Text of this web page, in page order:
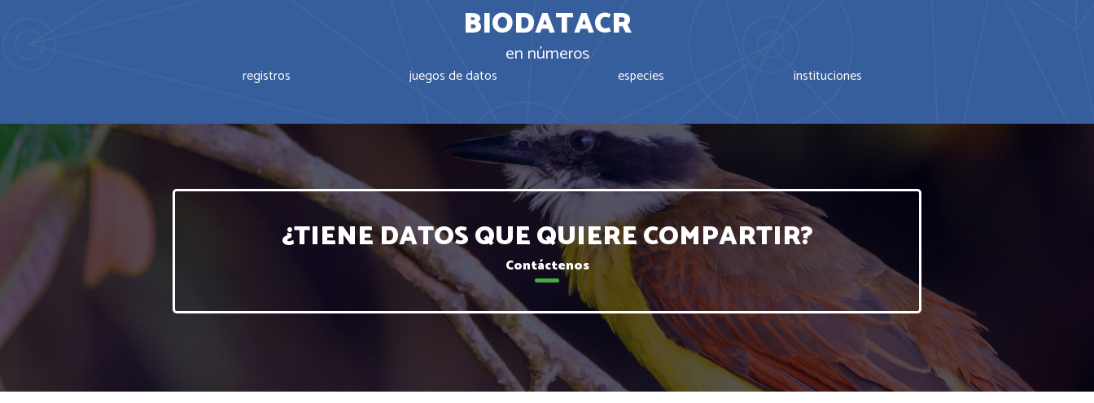
BIODATACR
en números
registros juegos de datos especies instituciones
¿TIENE DATOS QUE QUIERE COMPARTIR?
Contáctenos